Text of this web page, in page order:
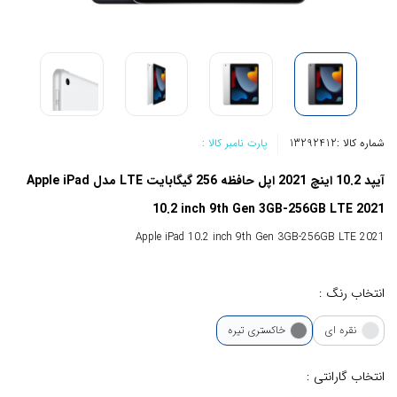
شماره کالا :13292412 پارت نامبر کالا :
آیپد 10.2 اینچ 2021 اپل حافظه 256 گیگابایت LTE مدل Apple iPad
10.2 inch 9th Gen 3GB-256GB LTE 2021
Apple iPad 10.2 inch 9th Gen 3GB-256GB LTE 2021
انتخاب رنگ :
نقره ای خاکستری تیره
انتخاب گارانتی :